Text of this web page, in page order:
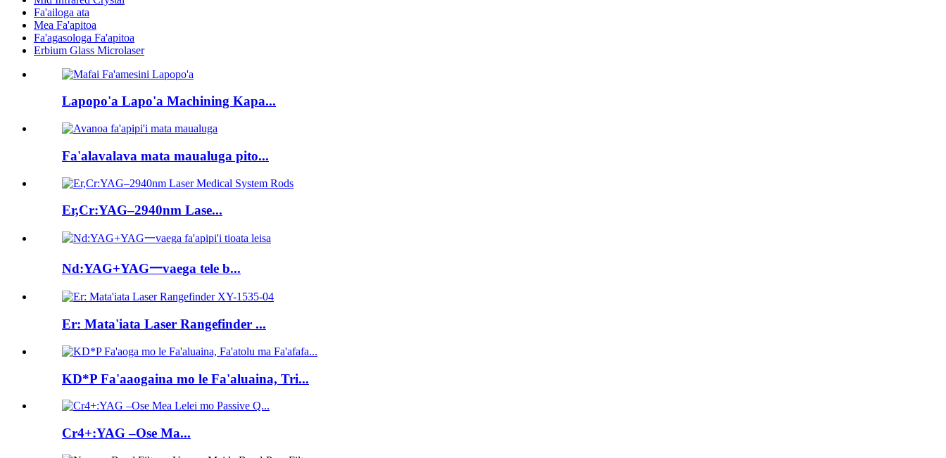
Fa'ailoga ata
Mea Fa'apitoa
Fa'agasologa Fa'apitoa
Erbium Glass Microlaser
Lapopo'a Lapo'a Machining Kapa...
Fa'alavalava mata maualuga pito...
Er,Cr:YAG–2940nm Lase...
Nd:YAG+YAG一vaega tele b...
Er: Mata'iata Laser Rangefinder ...
KD*P Fa'aaogaina mo le Fa'aluaina, Tri...
Cr4+:YAG –Ose Ma...